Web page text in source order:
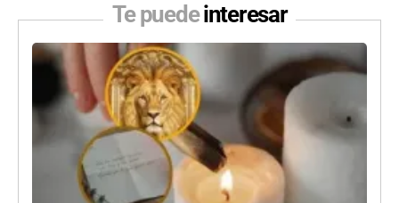
Te puedeinteresar